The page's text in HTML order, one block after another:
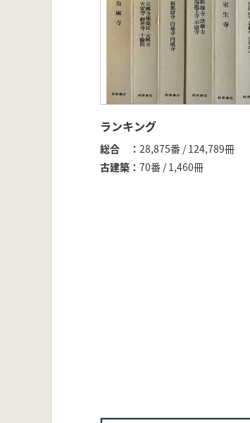
ランキング
総合
28,875番 / 124,789冊
古建築
70番 / 1,460冊